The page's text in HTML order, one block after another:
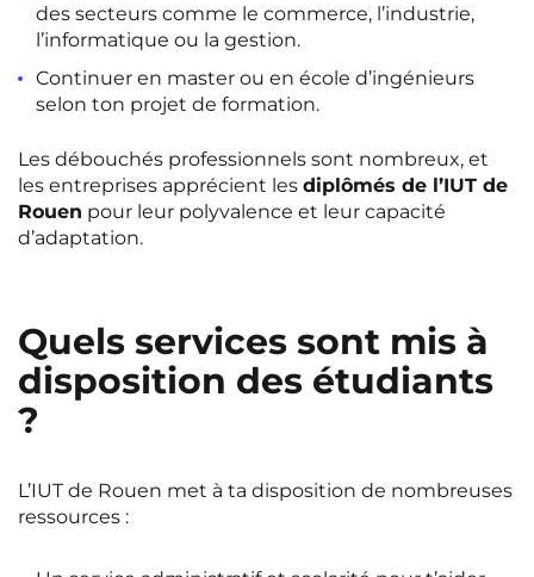
des secteurs comme le commerce, l’industrie,
l’informatique ou la gestion.
Continuer en master ou en école d’ingénieurs
selon ton projet de formation.
Les débouchés professionnels sont nombreux, et
les entreprises apprécient les diplômés de l’IUT de
Rouen pour leur polyvalence et leur capacité
d’adaptation.
Quels services sont mis à
disposition des étudiants
?
L’IUT de Rouen met à ta disposition de nombreuses
ressources :